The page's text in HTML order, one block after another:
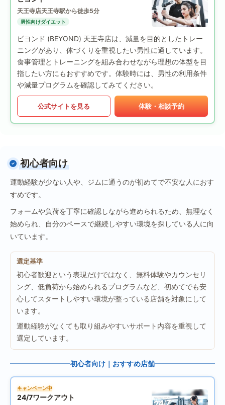
天王寺店天王寺駅から徒歩5分
男性向けダイエット
ビヨンド (BEYOND) 天王寺店は、減量を目的としたトレー
ニングがあり、体づくりを重視したい男性に適しています。
食事管理とトレーニングを組み合わせながら理想の体型を目
指したい方にもおすすめです。体験時には、男性の利用条件
や減量プログラムを確認してみてください。
公式サイトを見る 体験・相談予約
初心者向け
運動経験が少ない人や、ジムに通うのが初めてで不安な人におす
すめです。
フォームや負荷を丁寧に確認しながら進められるため、無理なく
始められ、自分のペースで継続しやすい環境を探している人に向
いています。
選定基準
初心者歓迎という表現だけではなく、無料体験やカウンセリ
ング、低負荷から始められるプログラムなど、初めてでも安
心してスタートしやすい環境が整っている店舗を対象にして
います。
運動経験がなくても取り組みやすいサポート内容を重視して
選定しています。
初心者向け｜おすすめ店舗
キャンペーン中
24/7ワークアウト